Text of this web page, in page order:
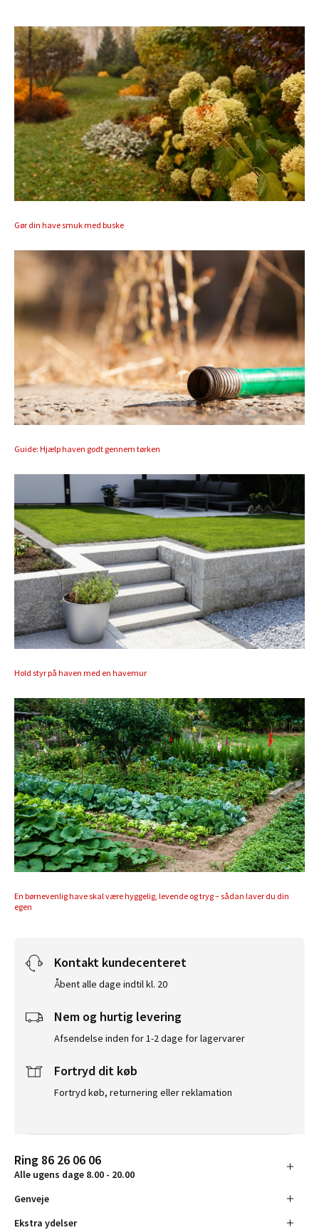
Gør din have smuk med buske
Guide: Hjælp haven godt gennem tørken
Hold styr på haven med en havemur
En børnevenlig have skal være hyggelig, levende og tryg – sådan laver du din
egen
Kontakt kundecenteret
Åbent alle dage indtil kl. 20
Nem og hurtig levering
Afsendelse inden for 1-2 dage for lagervarer
Fortryd dit køb
Fortryd køb, returnering eller reklamation
Ring 86 26 06 06
Alle ugens dage 8.00 - 20.00
Genveje
Ekstra ydelser